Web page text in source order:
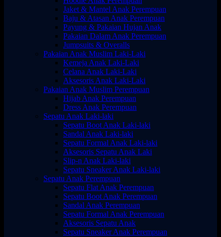
Jaket & Mantel Anak Perempuan
Baju & Atasan Anak Perempuan
Payung & Pakaian Hujan Anak
Pakaian Dalam Anak Perempuan
Jumpsuits & Overalls
Pakaian Anak Muslim Laki-Laki
Kemeja Anak Laki-Laki
Celana Anak Laki-Laki
Aksesoris Anak Laki-Laki
Pakaian Anak Muslim Perempuan
Hijab Anak Perempuan
Dress Anak Perempuan
Sepatu Anak Laki-laki
Sepatu Boot Anak Laki-laki
Sandal Anak Laki-laki
Sepatu Formal Anak Laki-laki
Aksesoris Sepatu Anak Laki
Slip-n Anak Laki-laki
Sepatu Sneaker Anak Laki-laki
Sepatu Anak Perempuan
Sepatu Flat Anak Perempuan
Sepatu Boot Anak Perempuan
Sandal Anak Perempuan
Sepatu Formal Anak Perempuan
Aksesoris Sepatu Anak
Sepatu Sneaker Anak Perempuan